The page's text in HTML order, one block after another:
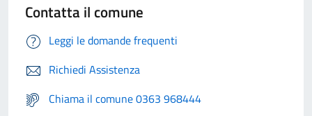
Contatta il comune
Leggi le domande frequenti
Richiedi Assistenza
Chiama il comune 0363 968444